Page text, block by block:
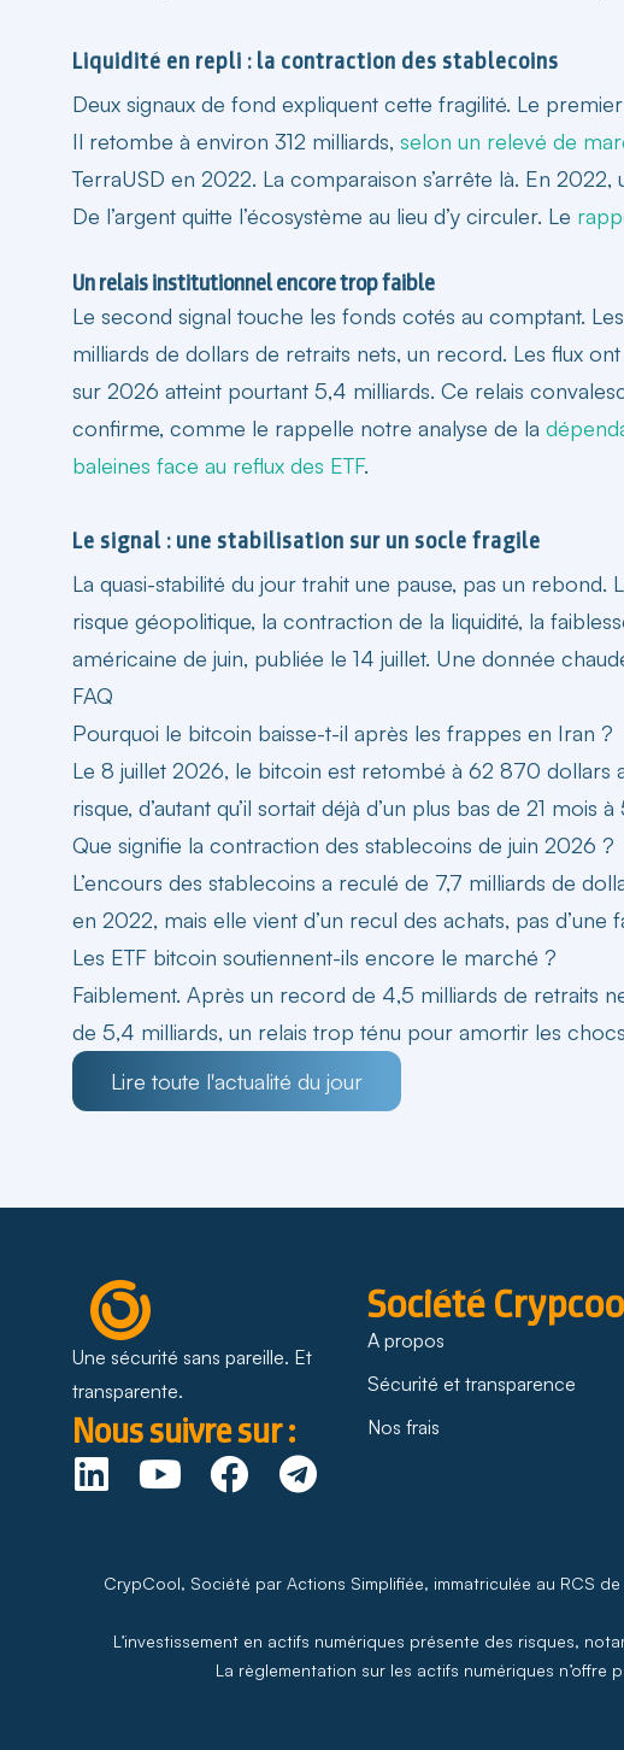
Liquidité en repli : la contraction des stablecoins
Deux signaux de fond expliquent cette fragilité. Le
Il retombe à environ 312 milliards, selon un relevé de
TerraUSD en 2022. La comparaison s’arrête là. En
De l’argent quitte l’écosystème au lieu d’y circuler. Le
Un relais institutionnel encore trop faible
Le second signal touche les fonds cotés au comptant.
milliards de dollars de retraits nets, un record. Les flux
sur 2026 atteint pourtant 5,4 milliards. Ce relais
confirme, comme le rappelle notre analyse de la
baleines face au reflux des ETF.
Le signal : une stabilisation sur un socle fragile
La quasi-stabilité du jour trahit une pause, pas un
risque géopolitique, la contraction de la liquidité, la
américaine de juin, publiée le 14 juillet. Une donnée
FAQ
Pourquoi le bitcoin baisse-t-il après les frappes en Iran ?
Le 8 juillet 2026, le bitcoin est retombé à 62 870 dollars
risque, d’autant qu’il sortait déjà d’un plus bas de 21 mois
Que signifie la contraction des stablecoins de juin 2026 ?
L’encours des stablecoins a reculé de 7,7 milliards de
en 2022, mais elle vient d’un recul des achats, pas d’une
Les ETF bitcoin soutiennent-ils encore le marché ?
Faiblement. Après un record de 4,5 milliards de retraits
de 5,4 milliards, un relais trop ténu pour amortir les
Lire toute l'actualité du jour
Une sécurité sans pareille. Et
transparente.
Nous suivre sur :
Société
A propos
Sécurité et transparence
Nos frais
CrypCool, Société par Actions Simplifiée, immatriculée au RCS
L’investissement en actifs numériques présente des risques,
La règlementation sur les actifs numériques